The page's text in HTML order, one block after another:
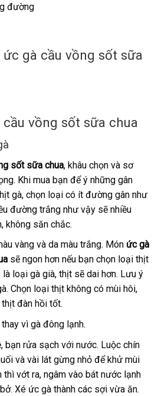
đường
vồng sốt sữa chua
sốt sữa chua, khâu chọn và sơ
Khi mua bạn để ý những gân
gà, chọn loại có ít đường gân như
đường trắng như vậy sẽ nhiều
không săn chắc.
vàng và da màu trắng. Món ức gà
sẽ ngon hơn nếu bạn chọn loại thịt
loại gà già, thịt sẽ dai hơn. Lưu ý
Chọn loại thịt không có mùi hôi,
đàn hồi tốt.
vì gà đông lạnh.
bạn rửa sạch với nước. Luộc chín
và vài lát gừng nhỏ để khử mùi
thì vớt ra, ngâm vào bát nước lạnh
Xé ức gà thành các sợi vừa ăn.